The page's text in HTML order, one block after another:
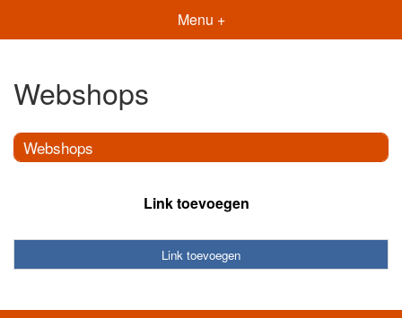
Menu +
Webshops
Webshops
Link toevoegen
Link toevoegen